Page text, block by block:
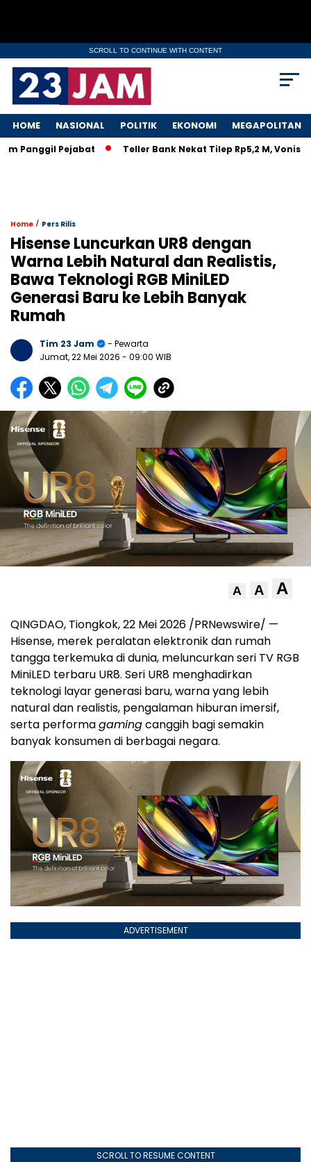
SCROLL TO CONTINUE WITH CONTENT
HOME NASIONAL POLITIK EKONOMI MEGAPOLITAN
Pejabat Teller Bank Nekat Tilep Rp5,2 M, Vonis
Home / Pers Rilis
Hisense Luncurkan UR8 dengan
Warna Lebih Natural dan Realistis,
Bawa Teknologi RGB MiniLED
Generasi Baru ke Lebih Banyak
Rumah
Tim 23 Jam
- Pewarta
Jumat, 22 Mei 2026 - 09:00 WIB
A A A
QINGDAO, Tiongkok, 22 Mei 2026 /PRNewswire/ —
Hisense, merek peralatan elektronik dan rumah
tangga terkemuka di dunia, meluncurkan seri TV RGB
MiniLED terbaru UR8. Seri UR8 menghadirkan
teknologi layar generasi baru, warna yang lebih
natural dan realistis, pengalaman hiburan imersif,
serta performagamingcanggih bagi semakin
banyak konsumen di berbagai negara.
ADVERTISEMENT
SCROLL TO RESUME CONTENT